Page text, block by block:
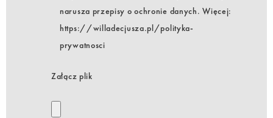
narusza przepisy o ochronie danych. Więcej:
https://willadecjusza.pl/polityka-
prywatnosci
Załącz plik